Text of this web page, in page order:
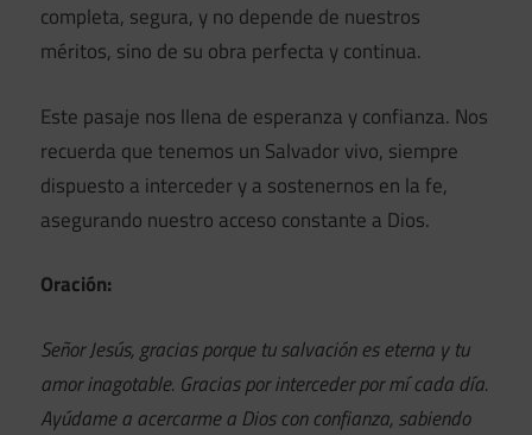
completa, segura, y no depende de nuestros
méritos, sino de su obra perfecta y continua.
Este pasaje nos llena de esperanza y confianza. Nos
recuerda que tenemos un Salvador vivo, siempre
dispuesto a interceder y a sostenernos en la fe,
asegurando nuestro acceso constante a Dios.
Oración:
Señor Jesús, gracias porque tu salvación es eterna y tu
amor inagotable. Gracias por interceder por mí cada día.
Ayúdame a acercarme a Dios con confianza, sabiendo